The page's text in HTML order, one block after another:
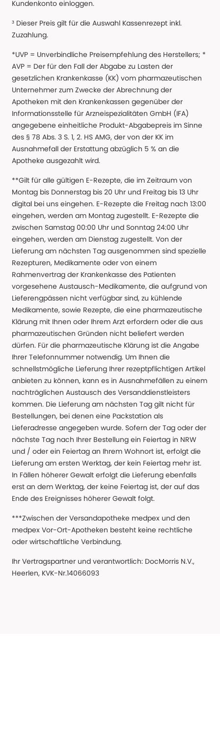
Kundenkonto einloggen.
³ Dieser Preis gilt für die Auswahl Kassenrezept inkl.
Zuzahlung.
*UVP = Unverbindliche Preisempfehlung des Herstellers; *
AVP = Der für den Fall der Abgabe zu Lasten der
gesetzlichen Krankenkasse (KK) vom pharmazeutischen
Unternehmer zum Zwecke der Abrechnung der
Apotheken mit den Krankenkassen gegenüber der
Informationsstelle für Arzneispezialitäten GmbH (IFA)
angegebene einheitliche Produkt-Abgabepreis im Sinne
des § 78 Abs. 3 S. 1, 2. HS AMG, der von der KK im
Ausnahmefall der Erstattung abzüglich 5 % an die
Apotheke ausgezahlt wird.
**Gilt für alle gültigen E-Rezepte, die im Zeitraum von
Montag bis Donnerstag bis 20 Uhr und Freitag bis 13 Uhr
digital bei uns eingehen. E-Rezepte die Freitag nach 13:00
eingehen, werden am Montag zugestellt. E-Rezepte die
zwischen Samstag 00:00 Uhr und Sonntag 24:00 Uhr
eingehen, werden am Dienstag zugestellt. Von der
Lieferung am nächsten Tag ausgenommen sind spezielle
Rezepturen, Medikamente oder von einem
Rahmenvertrag der Krankenkasse des Patienten
vorgesehene Austausch-Medikamente, die aufgrund von
Lieferengpässen nicht verfügbar sind, zu kühlende
Medikamente, sowie Rezepte, die eine pharmazeutische
Klärung mit Ihnen oder Ihrem Arzt erfordern oder die aus
pharmazeutischen Gründen nicht beliefert werden
dürfen. Für die pharmazeutische Klärung ist die Angabe
Ihrer Telefonnummer notwendig. Um Ihnen die
schnellstmögliche Lieferung Ihrer rezeptpflichtigen Artikel
anbieten zu können, kann es in Ausnahmefällen zu einem
nachträglichen Austausch des Versanddienstleisters
kommen. Die Lieferung am nächsten Tag gilt nicht für
Bestellungen, bei denen eine Packstation als
Lieferadresse angegeben wurde. Sofern der Tag oder der
nächste Tag nach Ihrer Bestellung ein Feiertag in NRW
und / oder ein Feiertag an Ihrem Wohnort ist, erfolgt die
Lieferung am ersten Werktag, der kein Feiertag mehr ist.
In Fällen höherer Gewalt erfolgt die Lieferung ebenfalls
erst an dem Werktag, der keine Feiertag ist, der auf das
Ende des Ereignisses höherer Gewalt folgt.
***Zwischen der Versandapotheke medpex und den
medpex Vor-Ort-Apotheken besteht keine rechtliche
oder wirtschaftliche Verbindung.
Ihr Vertragspartner und verantwortlich: DocMorris N.V.,
Heerlen, KVK-Nr.14066093